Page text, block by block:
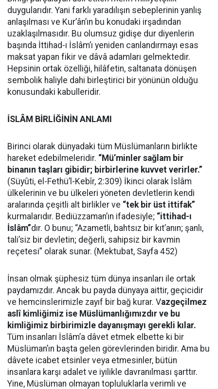
duygularıdır. Yani farklı yaradılışın sebeplerinin yanlış
anlaşılması ve Kur’ân’ın bu konudaki irşadından
uzaklaşılmasıdır. Bu olumsuz gidişe dur diyenlerin
başında İttihad-ı İslâm’ı yeniden canlandırmayı esas
maksat yapan fikir ve dâvâ adamları gelmektedir.
Hepsinin ortak özelliği, hilâfetin, saltanata dönüşen
sembolik haliyle dahi birleştirici bir yönünün olduğu
konusundaki kabulleridir.
İSLÂM BİRLİĞİNİN ANLAMI
Birinci olarak dünyadaki tüm Müslümanların birlikte
hareket edebilmeleridir. “Mü’minler sağlam bir
binanın taşları gibidir; birbirlerine kuvvet verirler.”
(Süyûti, el-Fethü’l-Kebîr, 2:309) İkinci olarak İslâm
ülkelerinin ve bu ülkeleri yöneten devletlerin kendi
aralarında çeşitli alt birlikler ve “tek bir üst ittifak”
kurmalarıdır. Bediüzzaman’ın ifadesiyle; “ittihad-ı
İslâm”dır. O bunu; “Azametli, bahtsız bir kıt’anın; şanlı,
tali’siz bir devletin; değerli, sahipsiz bir kavmin
reçetesi” olarak sunar. (Mektubat, Sayfa 452)
İnsan olmak şüphesiz tüm dünya insanları ile ortak
paydamızdır. Ancak bu payda dünyaya aittir, geçicidir
ve hemcinslerimizle zayıf bir bağ kurar. Vazgeçilmez
aslî kimliğimiz ise Müslümanlığımızdır ve bu
kimliğimiz birbirimizle dayanışmayı gerekli kılar.
Tüm insanları İslâm’a dâvet etmek elbette ki bir
Müslüman’ın başta gelen görevlerinden biridir. Ama bu
dâvete icabet etsinler veya etmesinler, bütün
insanlara karşı adalet ve iyilikle davranılması şarttır.
Yine, Müslüman olmayan topluluklarla verimli ve